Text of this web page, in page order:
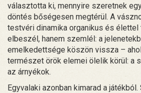
választotta ki, mennyire szeretnek
döntés bőségesen megtérül. A
testvéri dinamika organikus és élettel
elbeszél, hanem szemlél: a
emelkedettsége köszön vissza –
természet örök elemei ölelik körül: a
az árnyékok.
Egyvalaki azonban kimarad a